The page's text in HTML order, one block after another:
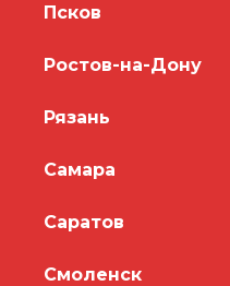
Псков
Ростов-на-Дону
Рязань
Самара
Саратов
Смоленск